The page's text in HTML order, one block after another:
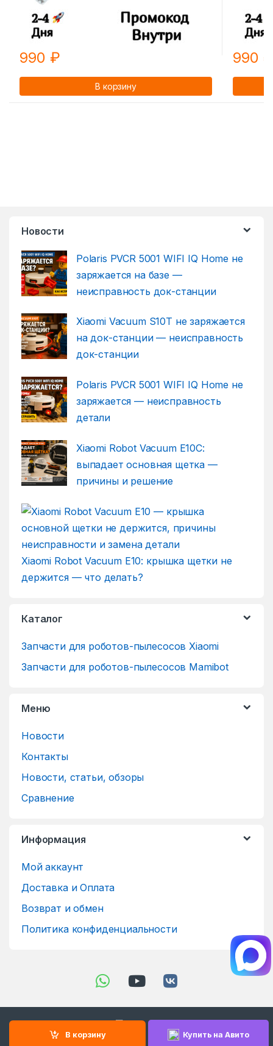
Купить на Авито
В корзину
990 ₽
В корзину
990 ₽
Новости
Polaris PVCR 5001 WIFI IQ Home не
заряжается на базе —
неисправность док-станции
Xiaomi Vacuum S10T не заряжается
на док-станции — неисправность
док-станции
Polaris PVCR 5001 WIFI IQ Home не
заряжается — неисправность
детали
Xiaomi Robot Vacuum E10C:
выпадает основная щетка —
причины и решение
Xiaomi Robot Vacuum E10: крышка щетки не
держится — что делать?
Каталог
Запчасти для роботов-пылесосов Xiaomi
Запчасти для роботов-пылесосов Mamibot
Меню
Новости
Контакты
Новости, статьи, обзоры
Сравнение
Информация
Мой аккаунт
Доставка и Оплата
Возврат и обмен
Политика конфиденциальности